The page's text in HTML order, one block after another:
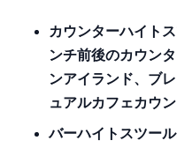
カウンターハイト
ンチ前後のカウン
ンアイランド、ブ
ュアルカフェカウ
バーハイトスツール